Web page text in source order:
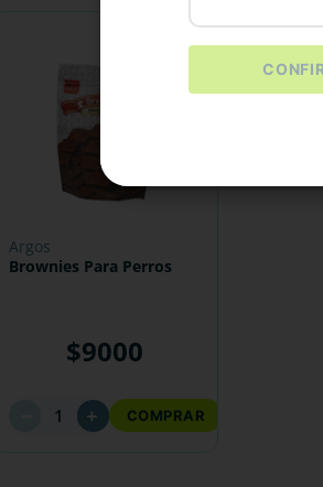
argos
Brownies Para Perros
$9000
＋ COMPRAR